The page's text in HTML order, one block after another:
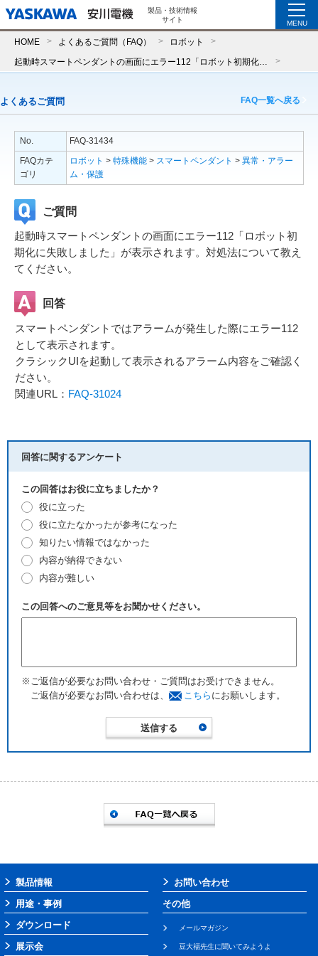
製品・技術情報
サイト
MENU
HOME よくあるご質問（FAQ） ロボット
よくあるご質問 FAQ一覧へ戻る
No.
FAQ-31434
FAQカテ
ゴリ
ロボット > 特殊機能 > スマートペンダント > 異常・アラー
ム・保護
ご質問
起動時スマートペンダントの画面にエラー112「ロボット初
期化に失敗しました」が表示されます。対処法について教え
てください。
回答
スマートペンダントではアラームが発生した際にエラー112
として表示されます。
クラシックUIを起動して表示されるアラーム内容をご確認く
ださい。
関連URL： FAQ-31024
回答に関するアンケート
この回答はお役に立ちましたか？
役に立った
役に立たなかったが参考になった
知りたい情報ではなかった
内容が納得できない
内容が難しい
この回答へのご意見等をお聞かせください。
※ご返信が必要なお問い合わせ・ご質問はお受けできません。
ご返信が必要なお問い合わせは、
こちら にお願いします。
製品情報
用途・事例
ダウンロード
展示会
お問い合わせ
その他
メールマガジン
豆大福先生に聞いてみようよ